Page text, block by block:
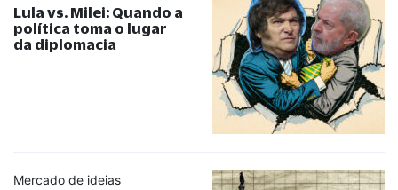
Lula vs. Milei: Quando a
política toma o lugar
da diplomacia
Mercado de ideias